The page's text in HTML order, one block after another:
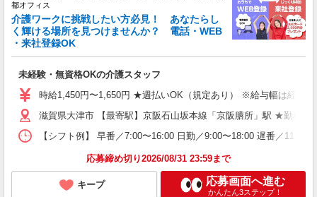
都オフィス
介護ワークに挑戦したい方必見！ あなたらし
く輝ける場所を見つけませんか？ 電話・WEB
・来社登録OK
未経験・無資格OKの介護スタッフ
時給1,450円〜1,650円 ★週払いOK（規定あり） ※給与幅は経験・
滋賀県大津市 【最寄駅】京阪石山坂本線「京阪膳所」駅 ★勤務
【シフト例】 早番／7:00〜16:00 日勤／9:00〜18:00 遅番／
応募締め切り2026/08/31 23:59まで
キープ 応募画面へ進む
かんたん3ステップ！